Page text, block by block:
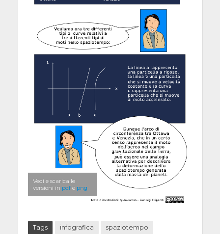
Vedi e scarica le
versioni in pdfe png
Tags infografica spaziotempo